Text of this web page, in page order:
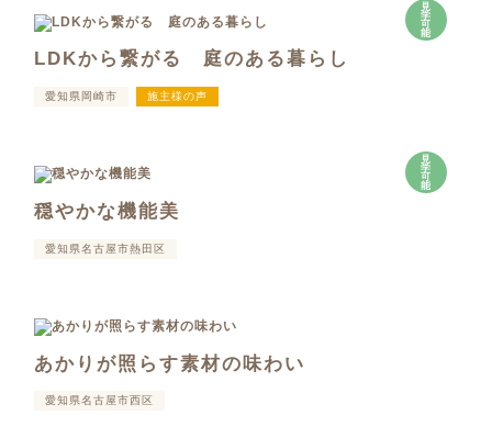
見
学
可
能
LDKから繋がる 庭のある暮らし
愛知県岡崎市 施主様の声
見
学
可
能
穏やかな機能美
愛知県名古屋市熱田区
あかりが照らす素材の味わい
愛知県名古屋市西区